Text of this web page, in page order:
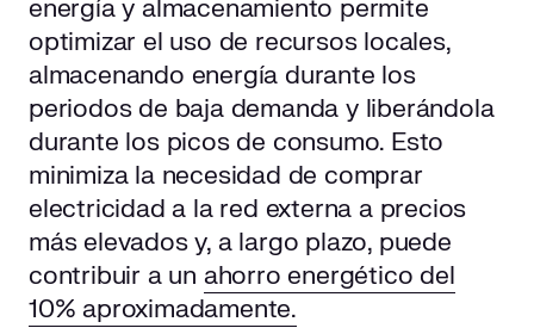
energía y almacenamiento permite
optimizar el uso de recursos locales,
almacenando energía durante los
periodos de baja demanda y liberándola
durante los picos de consumo. Esto
minimiza la necesidad de comprar
electricidad a la red externa a precios
más elevados y, a largo plazo, puede
contribuir a un ahorro energético del
10% aproximadamente.